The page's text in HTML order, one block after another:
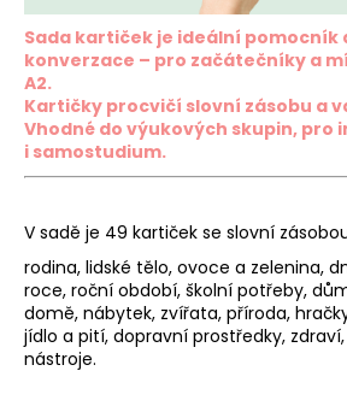
Sada kartiček je ideální pomocník
konverzace – pro začátečníky a
A2.
Kartičky procvičí slovní zásobu a
Vhodné do výukových skupin, pro
i samostudium.
V sadě je 49 kartiček se slovní
rodina, lidské tělo, ovoce a zelenina,
roce, roční období, školní potřeby,
domě, nábytek, zvířata, příroda,
jídlo a pití, dopravní prostředky,
nástroje.
a
j
í
t
?
HLEDAT